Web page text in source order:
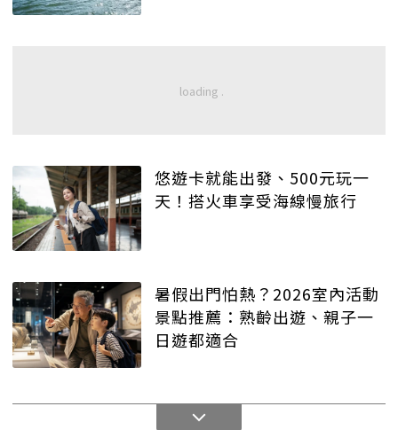
悠遊卡就能出發、500元玩一
天！搭火車享受海線慢旅行
暑假出門怕熱？2026室內活動
景點推薦：熟齡出遊、親子一
日遊都適合